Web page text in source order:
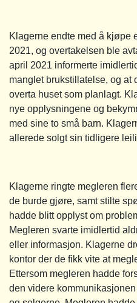
Klagerne endte med å kjøpe
2021, og overtakelsen ble
april 2021 informerte
manglet brukstillatelse, og at
overta huset som planlagt.
nye opplysningene og
med sine to små barn.
allerede solgt sin tidligere
Klagerne ringte megleren
de burde gjøre, samt stilte
hadde blitt opplyst om
Megleren svarte imidlertid
eller informasjon. Klagerne
kontor der de fikk vite at
Ettersom megleren hadde
den videre